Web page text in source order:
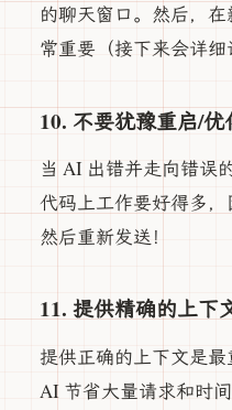
的聊天窗口。然后，
常重要（接下来会详细
10. 不要犹豫重启/优
当 AI 出错并走向错误
代码上工作要好得多
然后重新发送！
11. 提供精确的上下
提供正确的上下文是
AI 节省大量请求和时